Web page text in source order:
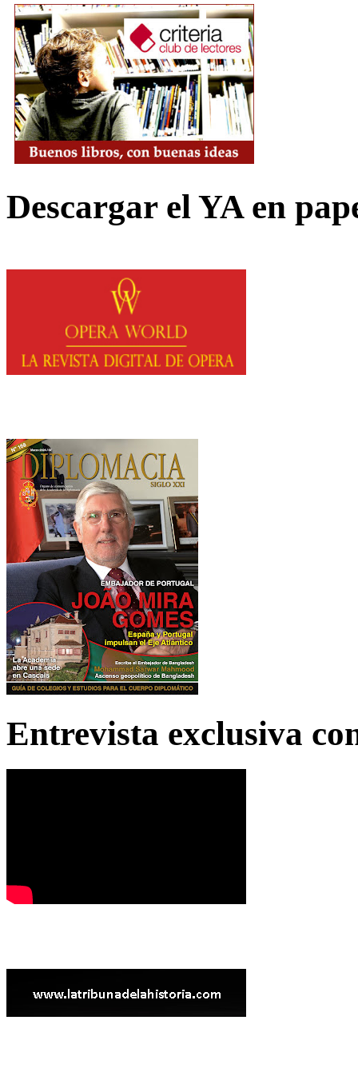
Descargar el YA en
Entrevista exclusiva